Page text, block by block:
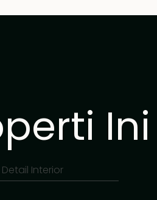
Ini
Detail Interior